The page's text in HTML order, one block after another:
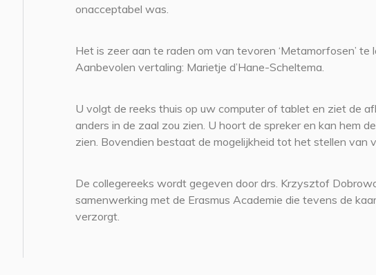
onacceptabel was.
Het is zeer aan te raden om van tevoren ‘Metamorfosen’ te
Aanbevolen vertaling: Marietje d’Hane-Scheltema.
U volgt de reeks thuis op uw computer of tablet en ziet de
anders in de zaal zou zien. U hoort de spreker en kan hem
zien. Bovendien bestaat de mogelijkheid tot het stellen van
De collegereeks wordt gegeven door drs. Krzysztof
samenwerking met de Erasmus Academie die tevens de
verzorgt.